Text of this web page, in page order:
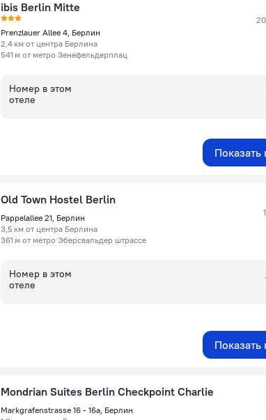
ibis Berlin Mitte
Prenzlauer Allee 4, Берлин
2,4 км от центра Берлина
541 м от метро Зенефельдерплац
Номер в этом
отеле
Old Town Hostel Berlin
Pappelallee 21, Берлин
3,5 км от центра Берлина
361 м от метро Эберсвальдер штрассе
Номер в этом
отеле
Mondrian Suites Berlin Checkpoint Charlie
Markgrafenstrasse 16 - 16a, Берлин